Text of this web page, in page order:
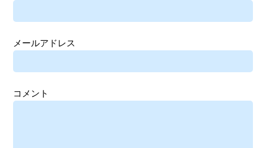
メールアドレス
コメント